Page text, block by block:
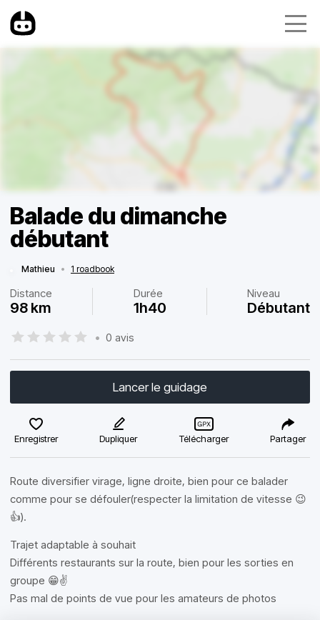
Balade du dimanche
débutant
Mathieu • 1 roadbook
Distance
98 km
Durée
1h40
Niveau
Débutant
• 0 avis
Lancer le guidage
Enregistrer Dupliquer Télécharger Partager
Route diversifier virage, ligne droite, bien pour ce balader
comme pour se défouler(respecter la limitation de vitesse 😉
👍).
Trajet adaptable à souhait
Différents restaurants sur la route, bien pour les sorties en
groupe 😁✌️
Pas mal de points de vue pour les amateurs de photos